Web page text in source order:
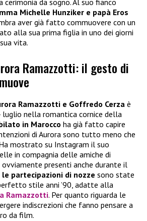
Michelle Hunziker e papà Eros
aver già fatto commuovere con un
alla sua prima figlia in uno dei giorni
vita.
Ramazzotti: il gesto di
Ramazzotti e Goffredo Cerzaè
nella romantica cornice della
in Marocco ha già fatto capire
di Aurora sono tutto meno che
mostrato su Instagram il suo
in compagnia delle amiche di
ovviamente presenti anche durante il
le partecipazioni di nozze sono state
stile anni ’90, adatte alla
Ramazzotti. Per quanto riguarda le
indiscrezioni che fanno pensare a
da film.